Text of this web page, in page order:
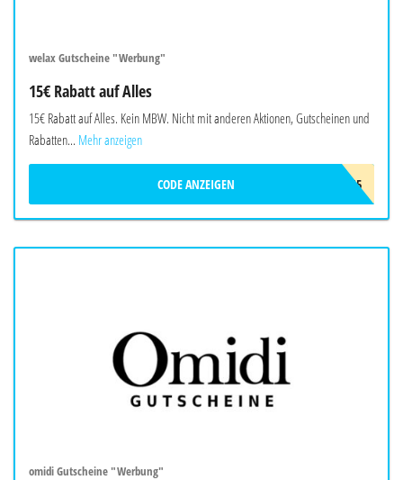
welax Gutscheine "Werbung"
15€ Rabatt auf Alles
15€ Rabatt auf Alles. Kein MBW. Nicht mit anderen Aktionen, Gutscheinen und
Rabatten... Mehr anzeigen
WELAX15
CODE ANZEIGEN
omidi Gutscheine "Werbung"